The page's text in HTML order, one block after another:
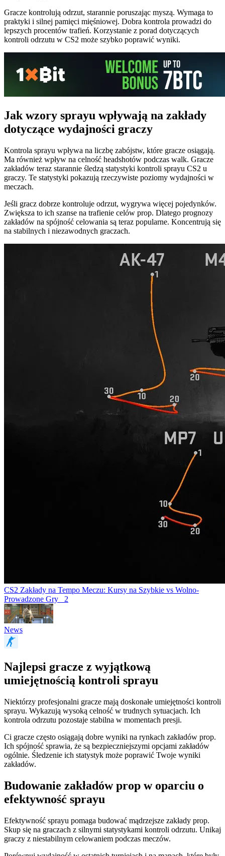
Gracze kontrolują odrzut, starannie poruszając myszą. Wymaga to
praktyki i silnej pamięci mięśniowej. Dobra kontrola prowadzi do
lepszych procentów trafień. Korzystanie z porad dotyczących
kontroli odrzutu w CS2 może szybko poprawić wyniki.
Jak wzory sprayu wpływają na zakłady
dotyczące wydajności graczy
Kontrola sprayu wpływa na liczbę zabójstw, które gracze osiągają.
Ma również wpływ na celność headshotów podczas walk. Gracze
zakładów teraz starannie śledzą statystyki kontroli sprayu CS2 u
graczy. Te statystyki pokazują rzeczywiste poziomy wydajności w
meczach.
Jeśli gracz dobrze kontroluje odrzut, wygrywa więcej pojedynków.
Zwiększa to ich szanse na trafienie celów prop. Dlatego prognozy
zakładów na spójność celowania są teraz popularne. Koncentrują się
na stabilnych i niezawodnych graczach.
CS2 Zakłady na Tempo Meczu: Kursy na Szybkie vs Wolno-
Prowadzone Gry 2
News
Najlepsi gracze z wyjątkową
umiejętnością kontroli sprayu
Niektórzy profesjonalni gracze mają doskonałe umiejętności kontroli
sprayu. Wykazują wysoką celność w trudnych sytuacjach. Ich
kontrola odrzutu pozostaje stabilna w momentach presji.
Ci gracze często osiągają dobre wyniki na rynkach zakładów prop.
Ich spójność sprawia, że są bezpieczniejszymi opcjami zakładów
ogólnie. Śledzenie ich statystyk może poprawić Twoje wyniki
zakładów.
Budowanie zakładów prop w oparciu o
efektywność sprayu
Efektywność sprayu pomaga budować mądrzejsze zakłady prop.
Skup się na graczach z silnymi statystykami kontroli odrzutu. Unikaj
graczy z niestabilnym celowaniem podczas meczów.